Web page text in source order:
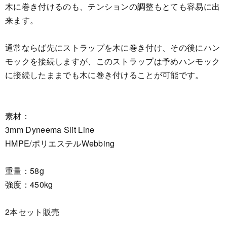
木に巻き付けるのも、テンションの調整もとても容易に出
来ます。
通常ならば先にストラップを木に巻き付け、その後にハン
モックを接続しますが、このストラップは予めハンモック
に接続したままでも木に巻き付けることが可能です。
素材：
3mm Dyneema Slit Line
HMPE/ポリエステルWebbing
重量：58g
強度：450kg
2本セット販売